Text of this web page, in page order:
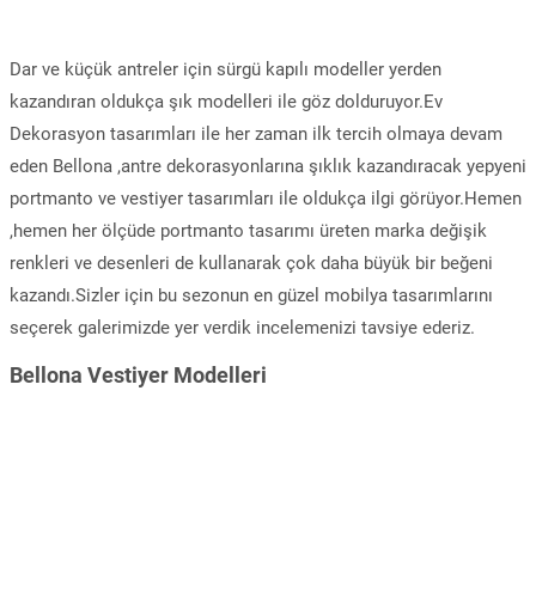
Dar ve küçük antreler için sürgü kapılı modeller yerden
kazandıran oldukça şık modelleri ile göz dolduruyor.Ev
Dekorasyon tasarımları ile her zaman ilk tercih olmaya devam
eden Bellona ,antre dekorasyonlarına şıklık kazandıracak yepyeni
portmanto ve vestiyer tasarımları ile oldukça ilgi görüyor.Hemen
,hemen her ölçüde portmanto tasarımı üreten marka değişik
renkleri ve desenleri de kullanarak çok daha büyük bir beğeni
kazandı.Sizler için bu sezonun en güzel mobilya tasarımlarını
seçerek galerimizde yer verdik incelemenizi tavsiye ederiz.
Bellona Vestiyer Modelleri